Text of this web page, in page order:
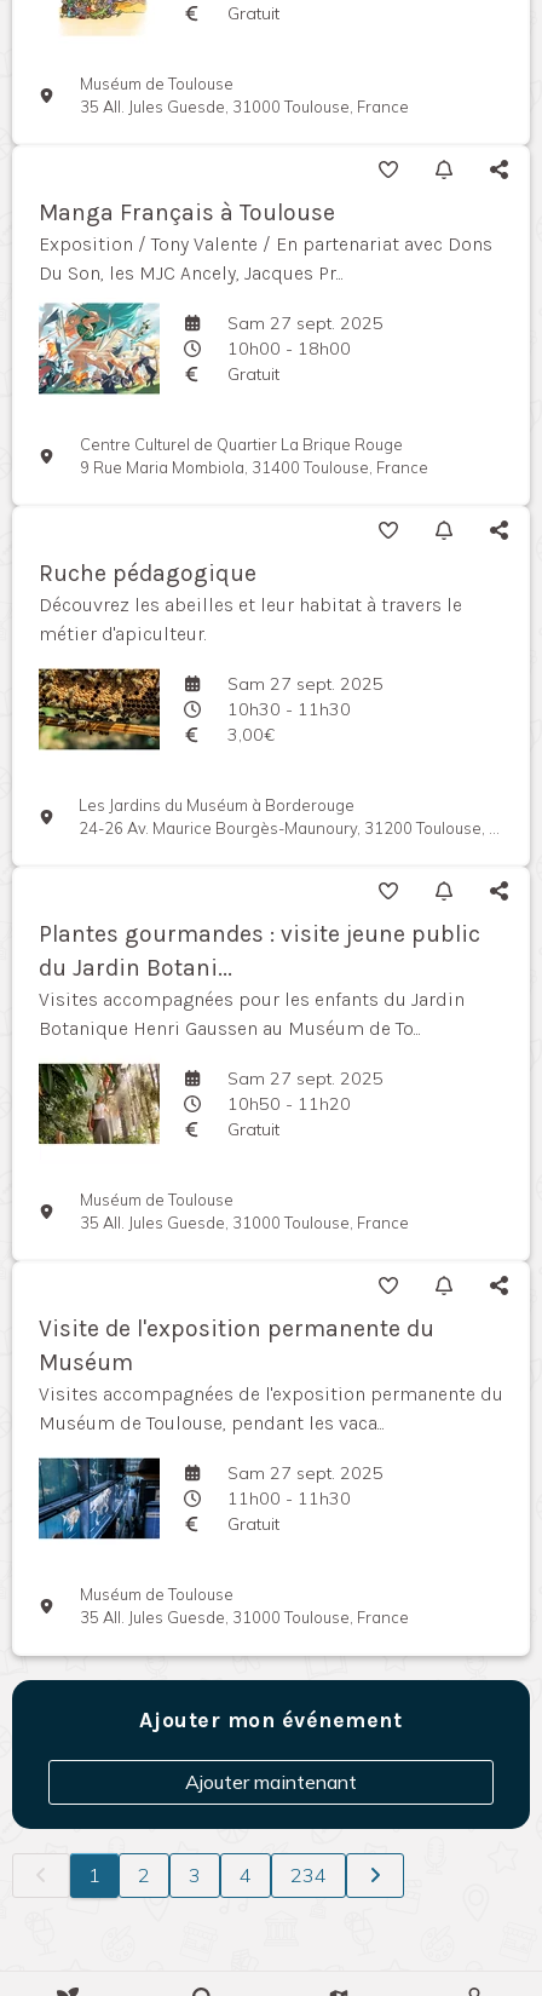
Gratuit
Muséum de Toulouse
35 All. Jules Guesde, 31000 Toulouse, France
Manga Français à Toulouse
Exposition / Tony Valente / En partenariat avec Dons
Du Son, les MJC Ancely, Jacques Pr...
Sam 27 sept. 2025
10h00 - 18h00
Gratuit
Centre Culturel de Quartier La Brique Rouge
9 Rue Maria Mombiola, 31400 Toulouse, France
Ruche pédagogique
Découvrez les abeilles et leur habitat à travers le
métier d'apiculteur.
Sam 27 sept. 2025
10h30 - 11h30
3,00€
Les Jardins du Muséum à Borderouge
24-26 Av. Maurice Bourgès-Maunoury, 31200 Toulouse, France
Plantes gourmandes : visite jeune public
du Jardin Botani...
Visites accompagnées pour les enfants du Jardin
Botanique Henri Gaussen au Muséum de To...
Sam 27 sept. 2025
10h50 - 11h20
Gratuit
Muséum de Toulouse
35 All. Jules Guesde, 31000 Toulouse, France
Visite de l'exposition permanente du
Muséum
Visites accompagnées de l'exposition permanente du
Muséum de Toulouse, pendant les vaca...
Sam 27 sept. 2025
11h00 - 11h30
Gratuit
Muséum de Toulouse
35 All. Jules Guesde, 31000 Toulouse, France
Ajouter mon événement
Ajouter maintenant
1 2 3 4 234